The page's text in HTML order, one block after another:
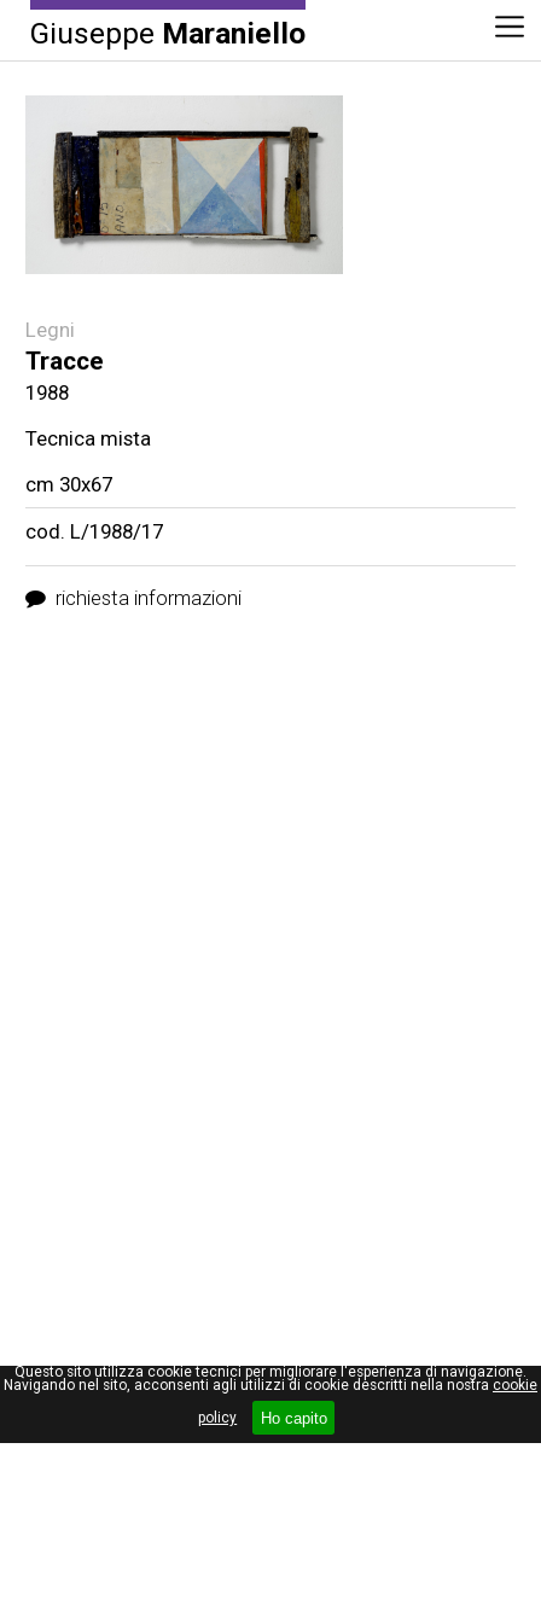
Questo sito utilizza cookie tecnici per migliorare l'esperienza di navigazione.
Navigando nel sito, acconsenti agli utilizzi di cookie descritti nella nostra cookie
policy
Ho capito
Giuseppe Maraniello
Legni
Tracce
1988
Tecnica mista
cm 30x67
cod. L/1988/17
richiesta informazioni